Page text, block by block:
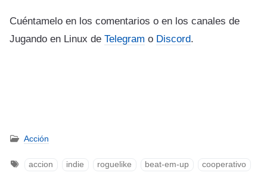
Cuéntamelo en los comentarios o en los canales de
Jugando en Linux de Telegram o Discord.
Acción
accion indie roguelike beat-em-up cooperativo